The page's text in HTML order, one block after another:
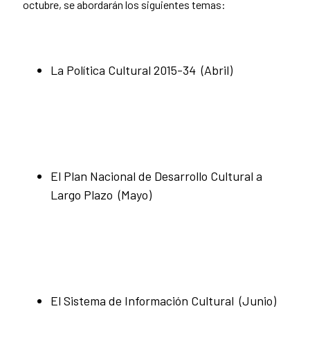
octubre, se abordarán los siguientes temas:
La Política Cultural 2015-34 (Abril)
El Plan Nacional de Desarrollo Cultural a
Largo Plazo (Mayo)
El Sistema de Información Cultural (Junio)